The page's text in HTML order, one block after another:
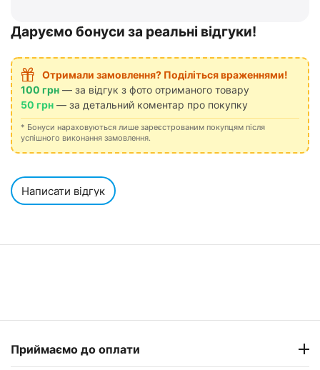
Даруємо бонуси за реальні відгуки!
Отримали замовлення? Поділіться враженнями!
100 грн — за відгук з фото отриманого товару
50 грн — за детальний коментар про покупку
* Бонуси нараховуються лише зареєстрованим покупцям після
успішного виконання замовлення.
Написати відгук
Приймаємо до оплати